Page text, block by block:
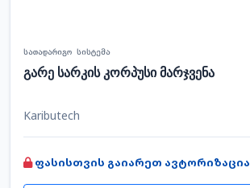
სათადარიგო სისტემა
გარე სარკის კორპუსი მარჯვენა
Kaributech
ფასისთვის გაიარეთ ავტორიზაცია